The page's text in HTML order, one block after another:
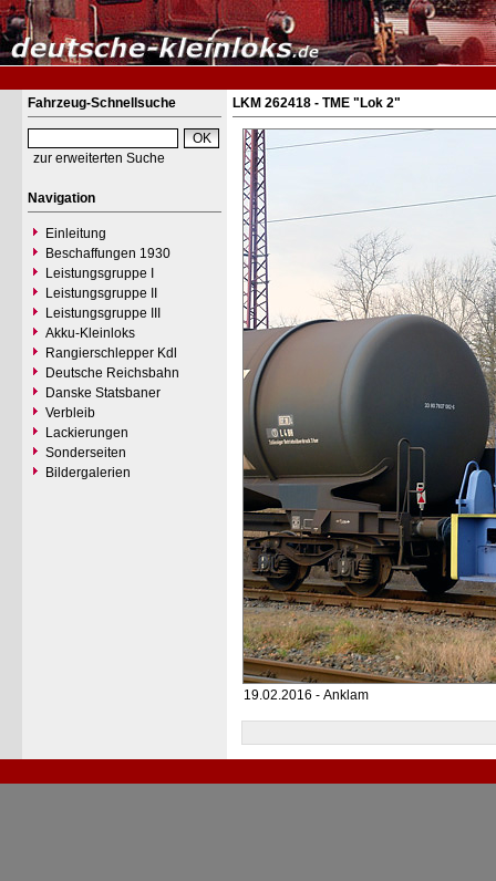
Fahrzeug-Schnellsuche
zur erweiterten Suche
Navigation
Einleitung
Beschaffungen 1930
Leistungsgruppe I
Leistungsgruppe II
Leistungsgruppe III
Akku-Kleinloks
Rangierschlepper Kdl
Deutsche Reichsbahn
Danske Statsbaner
Verbleib
Lackierungen
Sonderseiten
Bildergalerien
LKM 262418 - TME "Lok 2"
19.02.2016 - Anklam